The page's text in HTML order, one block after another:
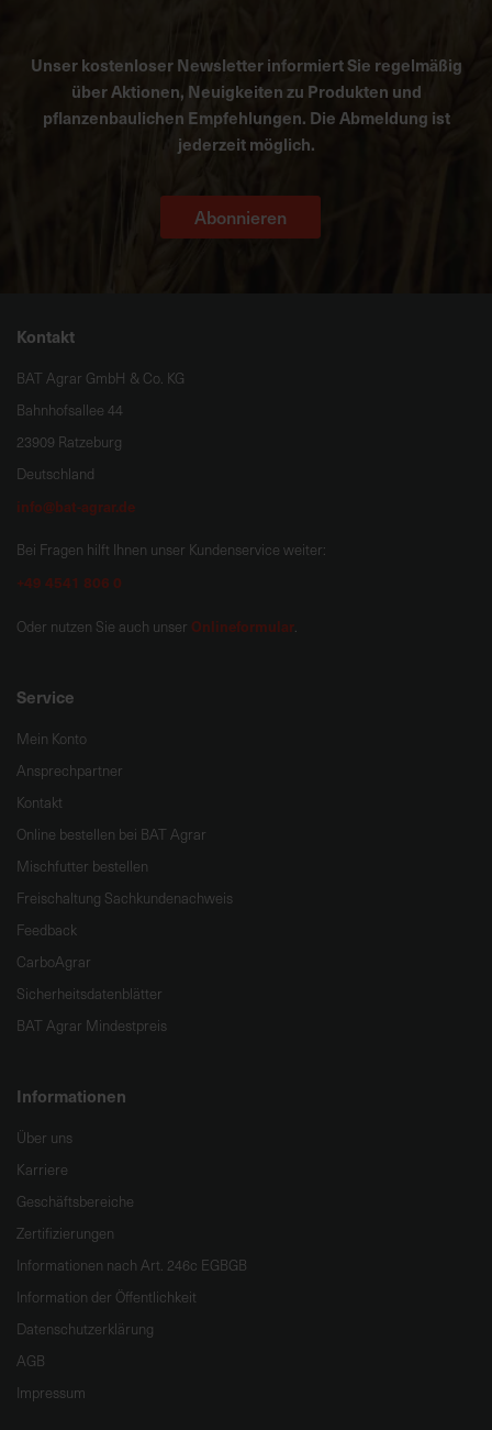
Unser kostenloser Newsletter informiert Sie regelmäßig
über Aktionen, Neuigkeiten zu Produkten und
pflanzenbaulichen Empfehlungen. Die Abmeldung ist
jederzeit möglich.
Abonnieren
Kontakt
BAT Agrar GmbH & Co. KG
Bahnhofsallee 44
23909 Ratzeburg
Deutschland
info@bat-agrar.de
Bei Fragen hilft Ihnen unser Kundenservice weiter:
+49 4541 806 0
Oder nutzen Sie auch unser Onlineformular.
Service
Mein Konto
Ansprechpartner
Kontakt
Online bestellen bei BAT Agrar
Mischfutter bestellen
Freischaltung Sachkundenachweis
Feedback
CarboAgrar
Sicherheitsdatenblätter
BAT Agrar Mindestpreis
Informationen
Über uns
Karriere
Geschäftsbereiche
Zertifizierungen
Informationen nach Art. 246c EGBGB
Information der Öffentlichkeit
Datenschutzerklärung
AGB
Impressum